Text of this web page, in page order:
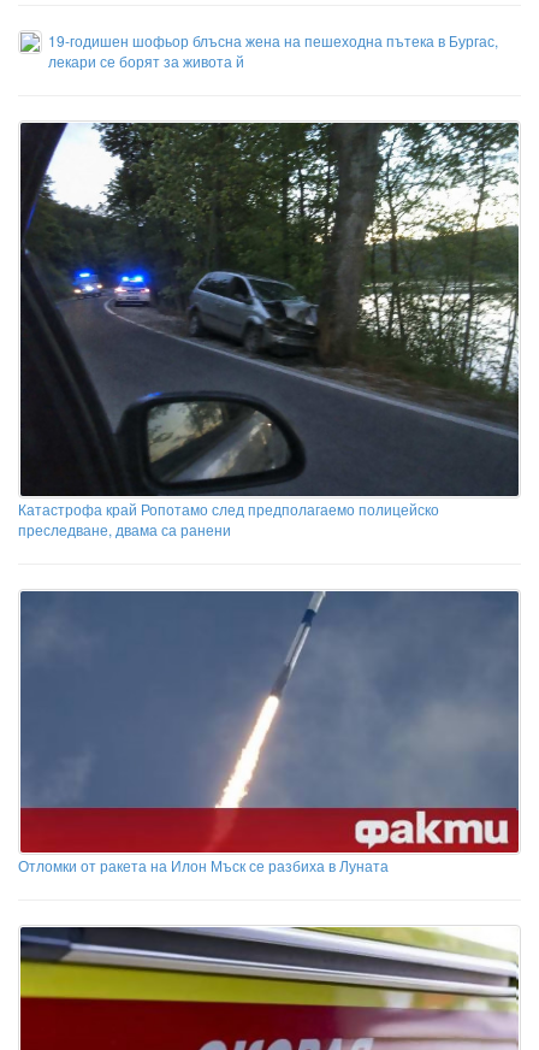
19-годишен шофьор блъсна жена на пешеходна пътека в Бургас,
лекари се борят за живота й
Катастрофа край Ропотамо след предполагаемо полицейско
преследване, двама са ранени
Отломки от ракета на Илон Мъск се разбиха в Луната